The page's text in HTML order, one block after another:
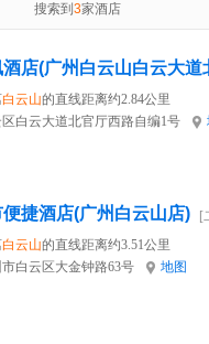
搜索到 3家酒店
酒店(广州白云山白云大道
白云山的直线距离约2.84公里
区白云大道北官厅西路自编1号
捷酒店(广州白云山店)
[
白云山的直线距离约3.51公里
市白云区大金钟路63号 地图